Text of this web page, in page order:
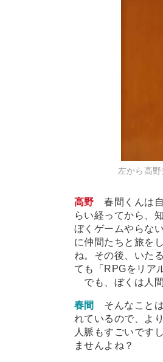
左から高
高野
春間くんは
らい経ってから、
ぼくゲームやらな
に仲間たちと旅を
ね。その後、いた
ても「RPGをリア
でも、ぼくは人
春間
そんなこと
れているので、よ
人脈もすごいですし
ませんよね？